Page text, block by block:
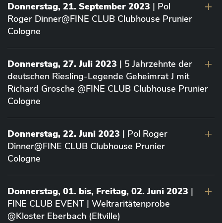
Donnerstag, 21. September 2023 | Pol
Roger Dinner@FINE CLUB Clubhouse Prunier
Cologne
Donnerstag, 27. Juli 2023 | 5 Jahrzehnte der
deutschen Riesling-Legende Geheimrat J mit
Richard Grosche @FINE CLUB Clubhouse Prunier
Cologne
Donnerstag, 22. Juni 2023 | Pol Roger
Dinner@FINE CLUB Clubhouse Prunier
Cologne
Donnerstag, 01. bis, Freitag, 02. Juni 2023 |
FINE CLUB EVENT | Weltraritätenprobe
@Kloster Eberbach (Eltville)